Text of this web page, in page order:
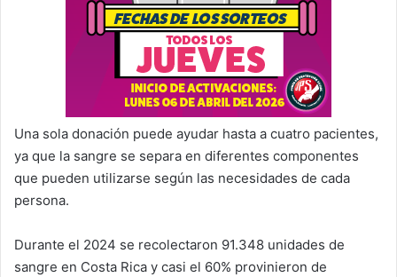
Una sola donación puede ayudar hasta a cuatro pacientes,
ya que la sangre se separa en diferentes componentes
que pueden utilizarse según las necesidades de cada
persona.
Durante el 2024 se recolectaron 91.348 unidades de
sangre en Costa Rica y casi el 60% provinieron de